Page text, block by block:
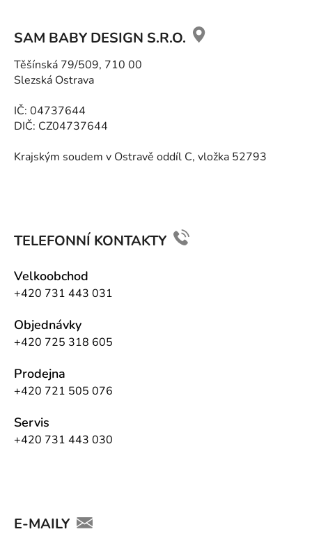
SAM BABY DESIGN S.R.O.
Těšínská 79/509, 710 00
Slezská Ostrava
IČ: 04737644
DIČ: CZ04737644
Krajským soudem v Ostravě oddíl C, vložka 52793
TELEFONNÍ KONTAKTY
Velkoobchod
+420 731 443 031
Objednávky
+420 725 318 605
Prodejna
+420 721 505 076
Servis
+420 731 443 030
E-MAILY